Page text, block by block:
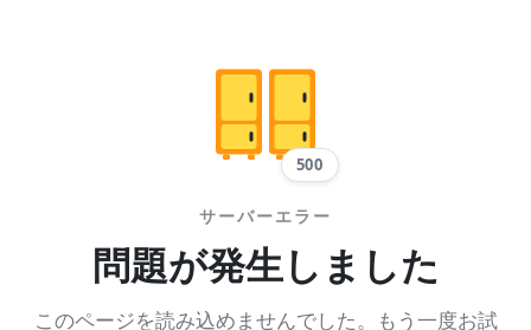
500
サーバーエラー
問題が発生しました
このページを読み込めませんでした。もう一度お試